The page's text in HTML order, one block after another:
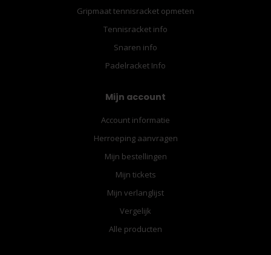
Gripmaat tennisracket opmeten
Tennisracket info
Snaren info
Padelracket Info
Mijn account
Account informatie
Herroeping aanvragen
Mijn bestellingen
Mijn tickets
Mijn verlanglijst
Vergelijk
Alle producten